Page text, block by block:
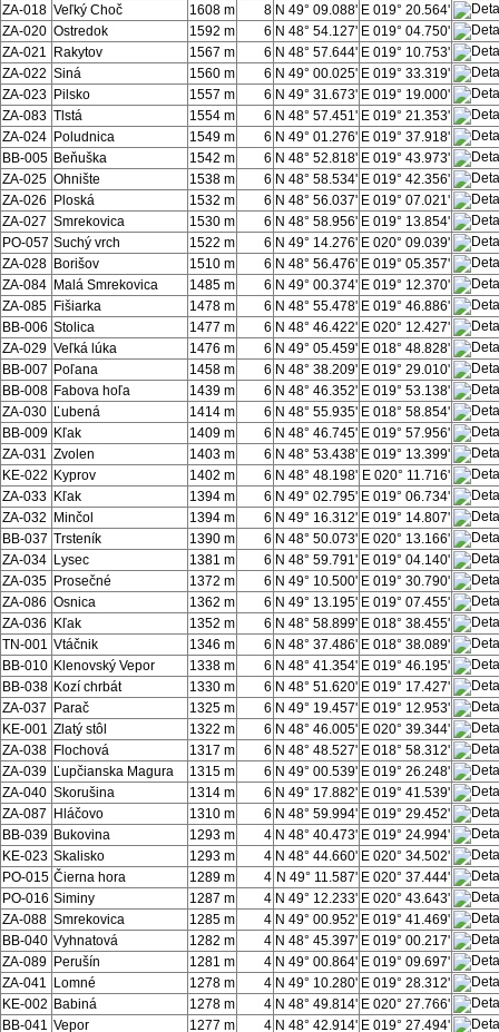
ZA-018 Veľký Choč 1608 m 8 N 49° 09.088' E 019° 20.564'
ZA-020 Ostredok 1592 m 6 N 48° 54.127' E 019° 04.750'
ZA-021
Rakytov 1567 m 6 N 48° 57.644' E 019° 10.753'
ZA-022 Siná 1560 m 6 N 49° 00.025' E 019° 33.319'
ZA-023 Pilsko 1557 m 6 N 49° 31.673' E 019° 19.000'
ZA-083 Tlstá 1554 m 6 N 48° 57.451' E 019° 21.353'
ZA-024 Poludnica 1549 m 6 N 49° 01.276' E 019° 37.918'
BB-005 Beňuška 1542 m 6 N 48° 52.818' E 019° 43.973'
ZA-025 Ohnište 1538 m 6 N 48° 58.534' E 019° 42.356'
ZA-026
Ploská 1532 m 6 N 48° 56.037' E 019° 07.021'
ZA-027 Smrekovica 1530 m 6 N 48° 58.956' E 019° 13.854'
PO-057 Suchý vrch 1522 m 6 N 49° 14.276' E 020° 09.039'
ZA-028 Borišov 1510 m 6 N 48° 56.476' E 019° 05.357'
ZA-084 Malá Smrekovica 1485 m 6 N 49° 00.374' E 019° 12.370'
ZA-085 Fišiarka 1478 m 6 N 48° 55.478' E 019° 46.886'
BB-006 Stolica 1477 m 6 N 48° 46.422' E 020° 12.427'
ZA-029 Veľká lúka 1476 m 6 N 49° 05.459' E 018° 48.828'
BB-007 Poľana 1458 m 6 N 48° 38.209' E 019° 29.010'
BB-008 Fabova hoľa 1439 m 6 N 48° 46.352' E 019° 53.138'
ZA-030 Ľubená 1414 m 6 N 48° 55.935' E 018° 58.854'
BB-009 Kľak 1409 m 6 N 48° 46.745' E 019° 57.956'
ZA-031 Zvolen 1403 m 6 N 48° 53.438' E 019° 13.399'
KE-022 Kyprov 1402 m 6 N 48° 48.198' E 020° 11.716'
ZA-033 Kľak 1394 m 6 N 49° 02.795' E 019° 06.734'
ZA-032
Minčol 1394 m 6 N 49° 16.312' E 019° 14.807'
BB-037 Trsteník 1390 m 6 N 48° 50.073' E 020° 13.166'
ZA-034 Lysec 1381 m 6 N 48° 59.791' E 019° 04.140'
ZA-035 Prosečné 1372 m 6 N 49° 10.500' E 019° 30.790'
ZA-086 Osnica 1362 m 6 N 49° 13.195' E 019° 07.455'
ZA-036
Kľak 1352 m 6 N 48° 58.899' E 018° 38.455'
TN-001 Vtáčnik 1346 m 6 N 48° 37.486' E 018° 38.089'
BB-010 Klenovský Vepor 1338 m 6 N 48° 41.354' E 019° 46.195'
BB-038 Kozí chrbát 1330 m 6 N 48° 51.620' E 019° 17.427'
ZA-037
Parač 1325 m 6 N 49° 19.457' E 019° 12.953'
KE-001 Zlatý stôl 1322 m 6 N 48° 46.005' E 020° 39.344'
ZA-038 Flochová 1317 m 6 N 48° 48.527' E 018° 58.312'
ZA-039 Ľupčianska Magura 1315 m 6 N 49° 00.539' E 019° 26.248'
ZA-040 Skorušina 1314 m 6 N 49° 17.882' E 019° 41.539'
ZA-087
Hláčovo 1310 m 6 N 48° 59.994' E 019° 29.452'
BB-039 Bukovina 1293 m 4 N 48° 40.473' E 019° 24.994'
KE-023 Skalisko 1293 m 4 N 48° 44.660' E 020° 34.502'
PO-015 Čierna hora 1289 m 4 N 49° 11.587' E 020° 37.444'
PO-016 Siminy 1287 m 4 N 49° 12.233' E 020° 43.643'
ZA-088 Smrekovica 1285 m 4 N 49° 00.952' E 019° 41.469'
BB-040 Vyhnatová 1282 m 4 N 48° 45.397' E 019° 00.217'
ZA-089 Perušín 1281 m 4 N 49° 00.864' E 019° 09.697'
ZA-041
Lomné 1278 m 4 N 49° 10.280' E 019° 28.312'
KE-002 Babiná 1278 m 4 N 48° 49.814' E 020° 27.766'
BB-041 Vepor 1277 m 4 N 48° 42.914' E 019° 27.494'